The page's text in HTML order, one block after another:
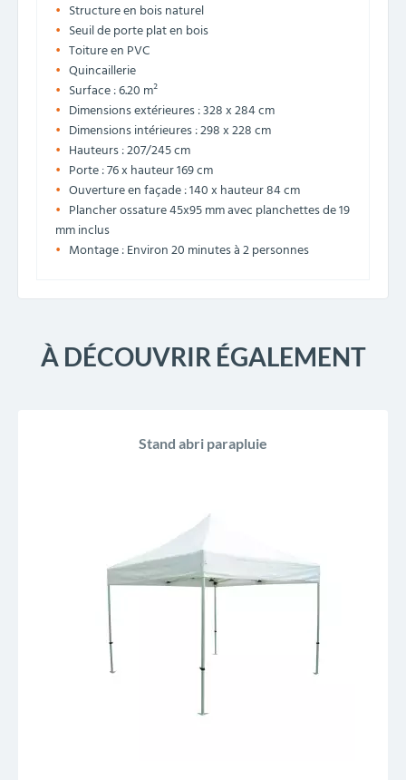
Structure en bois naturel
Seuil de porte plat en bois
Toiture en PVC
Quincaillerie
Surface : 6.20 m²
Dimensions extérieures : 328 x 284 cm
Dimensions intérieures : 298 x 228 cm
Hauteurs : 207/245 cm
Porte : 76 x hauteur 169 cm
Ouverture en façade : 140 x hauteur 84 cm
Plancher ossature 45x95 mm avec planchettes de 19
mm inclus
Montage : Environ 20 minutes à 2 personnes
À DÉCOUVRIR ÉGALEMENT
Stand abri parapluie